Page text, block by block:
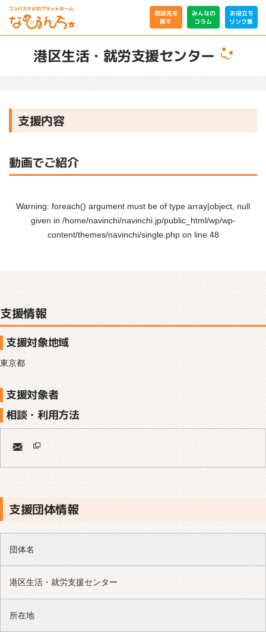
相談先を
探す
みんなの
コラム
お役立ち
リンク集
港区生活・就労支援センター
支援内容
動画でご紹介
Warning: foreach() argument must be of type array|object, null
given in /home/navinchi/navinchi.jp/public_html/wp/wp-
content/themes/navinchi/single.phpon line 48
支援情報
支援対象地域
東京都
支援対象者
相談・利用方法
支援団体情報
団体名
港区生活・就労支援センター
所在地